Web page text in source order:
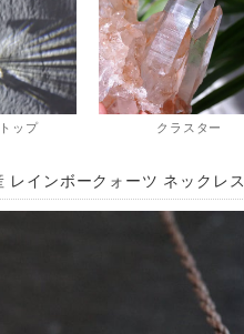
ップ クラスター
レインボークォーツ ネックレス